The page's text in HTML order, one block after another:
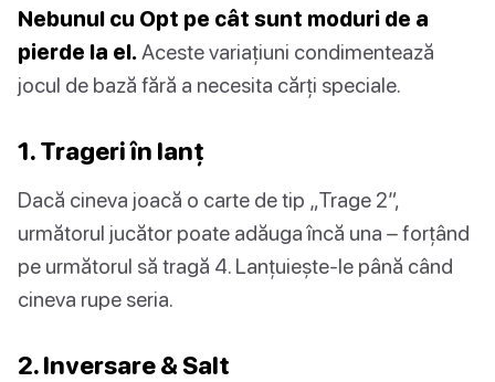
Nebunul cu Opt pe cât sunt moduri de a
pierde la el. Aceste variațiuni condimentează
jocul de bază fără a necesita cărți speciale.
1. Trageri în lanț
Dacă cineva joacă o carte de tip „Trage 2”,
următorul jucător poate adăuga încă una – forțând
pe următorul să tragă 4. Lanțuiește-le până când
cineva rupe seria.
2. Inversare & Salt